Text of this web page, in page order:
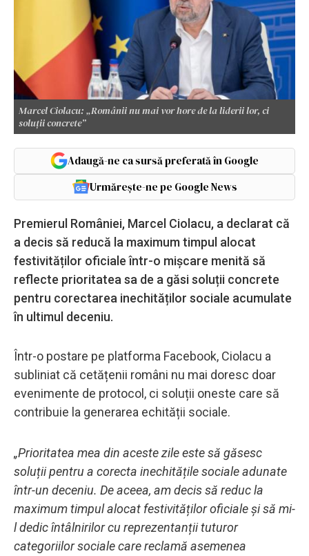
Marcel Ciolacu: „Românii nu mai vor hore de la liderii lor, ci
soluții concrete”
Adaugă-ne ca sursă preferată în Google
Urmărește-ne pe Google News
Premierul României, Marcel Ciolacu, a declarat că
a decis să reducă la maximum timpul alocat
festivităților oficiale într-o mișcare menită să
reflecte prioritatea sa de a găsi soluții concrete
pentru corectarea inechităților sociale acumulate
în ultimul deceniu.
Într-o postare pe platforma Facebook, Ciolacu a
subliniat că cetățenii români nu mai doresc doar
evenimente de protocol, ci soluții oneste care să
contribuie la generarea echității sociale.
„Prioritatea mea din aceste zile este să găsesc
soluții pentru a corecta inechitățile sociale adunate
într-un deceniu. De aceea, am decis să reduc la
maximum timpul alocat festivităților oficiale și să mi-
l dedic întâlnirilor cu reprezentanții tuturor
categoriilor sociale care reclamă asemenea